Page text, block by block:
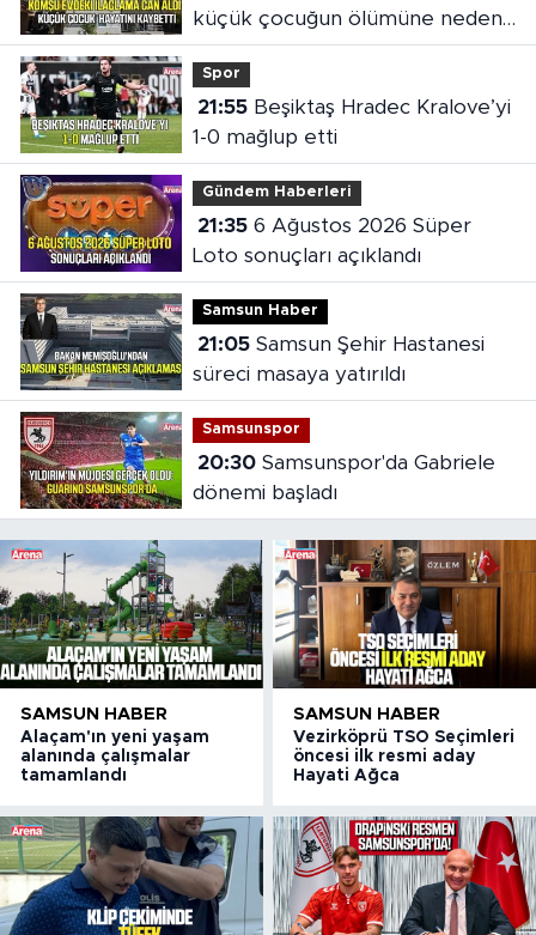
küçük çocuğun ölümüne neden
oldu
Spor
21:55Beşiktaş Hradec Kralove’yi
1-0 mağlup etti
Gündem Haberleri
21:356 Ağustos 2026 Süper
Loto sonuçları açıklandı
Samsun Haber
21:05Samsun Şehir Hastanesi
süreci masaya yatırıldı
Samsunspor
20:30Samsunspor'da Gabriele
dönemi başladı
SAMSUN HABER
Alaçam'ın yeni yaşam
alanında çalışmalar
tamamlandı
SAMSUN HABER
Vezirköprü TSO Seçimleri
öncesi ilk resmi aday
Hayati Ağca